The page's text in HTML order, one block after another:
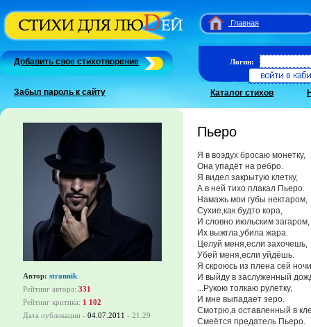
Главная
Добавить свое стихотворение
Забыл пароль к сайту
Логин:
Каталог стихов
Автор: strannik
Рейтинг автора: 331
Рейтинг критика: 1 102
Дата публикации - 04.07.2011 - 21:29
Пьеро
Я в воэдух бросаю монетку,
Она упадёт на ребро.
Я видел закрытую клетку,
А в ней тихо плакал Пьеро.
Намажь мои губы нектаром,
Сухие,как будто кора,
И словно июльским загаром,
Их выжгла,убила жара.
Целуй меня,если захочешь,
Убей меня,если уйдёшь.
Я скроюсь из плена сей
И выйду в заслуженный
...Рукою толкаю рулетку,
И мне выпадает зеро.
Смотрю,а оставленный в
Смеётся предатель Пьеро.